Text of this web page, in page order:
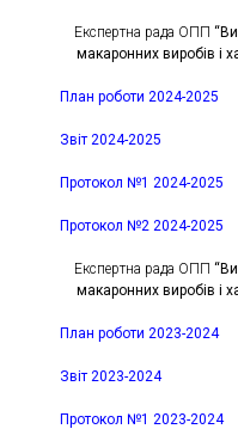
Експертна рада ОПП
макаронних виробів і
План роботи 2024-2025
Звіт 2024-2025
Протокол №1 2024-2025
Протокол №2 2024-2025
Експертна рада ОПП
макаронних виробів і
План роботи 2023-2024
Звіт 2023-2024
Протокол №1 2023-2024